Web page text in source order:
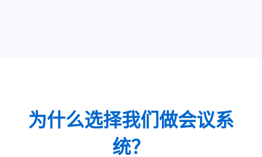
为什么选择我们做会议系
统？